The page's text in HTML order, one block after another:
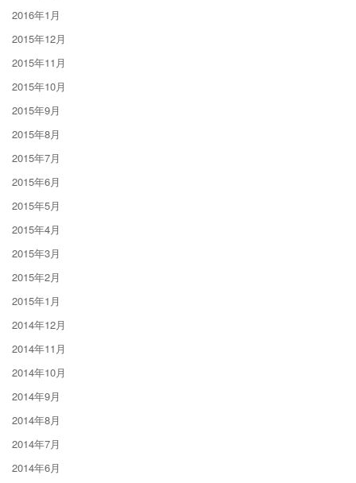
2016年1月
2015年12月
2015年11月
2015年10月
2015年9月
2015年8月
2015年7月
2015年6月
2015年5月
2015年4月
2015年3月
2015年2月
2015年1月
2014年12月
2014年11月
2014年10月
2014年9月
2014年8月
2014年7月
2014年6月